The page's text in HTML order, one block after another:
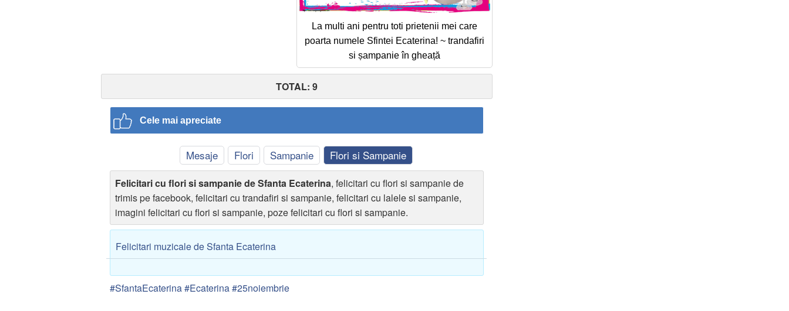
La multi ani pentru toti prietenii mei care
poarta numele Sfintei Ecaterina! ~ trandafiri
si șampanie în gheață
TOTAL: 9
Cele mai apreciate
Mesaje Flori Sampanie Flori si Sampanie
Felicitari cu flori si sampanie de Sfanta Ecaterina, felicitari cu flori si sampanie de
trimis pe facebook, felicitari cu trandafiri si sampanie, felicitari cu lalele si sampanie,
imagini felicitari cu flori si sampanie, poze felicitari cu flori si sampanie.
Felicitari muzicale de Sfanta Ecaterina
#SfantaEcaterina #Ecaterina #25noiembrie